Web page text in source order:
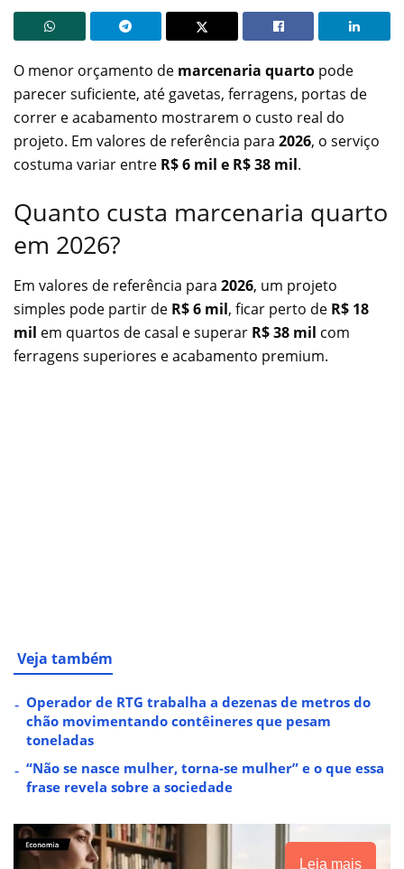
O menor orçamento de marcenaria quarto pode
parecer suficiente, até gavetas, ferragens, portas de
correr e acabamento mostrarem o custo real do
projeto. Em valores de referência para 2026, o serviço
costuma variar entre R$ 6 mil e R$ 38 mil.
Quanto custa marcenaria quarto
em 2026?
Em valores de referência para 2026, um projeto
simples pode partir de R$ 6 mil, ficar perto de R$ 18
mil em quartos de casal e superar R$ 38 mil com
ferragens superiores e acabamento premium.
Veja também
Operador de RTG trabalha a dezenas de metros do
chão movimentando contêineres que pesam
toneladas
“Não se nasce mulher, torna-se mulher” e o que essa
frase revela sobre a sociedade
Leia mais